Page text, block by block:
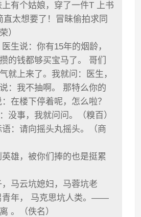
有个姑娘，穿了一件T 上书
直太想要了！冒昧偷拍求同
）
生说：你有15年的烟龄，
的钱都够买宝马了。 哥们
就上来了。我就问：医生，
：我不抽啊。 那特么你的
在楼下停着呢，怎么啦？
没事，我就问问。（糗百）
：请向摇头丸摇头。（商
雄，被你们捧的也是挺累
马云坑媳妇，马蓉坑老
青年， 马克思坑人类。——
。（佚名）